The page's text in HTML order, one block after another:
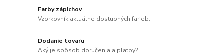
Farby zápichov
Vzorkovník aktuálne dostupných farieb.
Dodanie tovaru
Aký je spôsob doručenia a platby?